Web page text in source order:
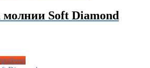
Soft Diamond